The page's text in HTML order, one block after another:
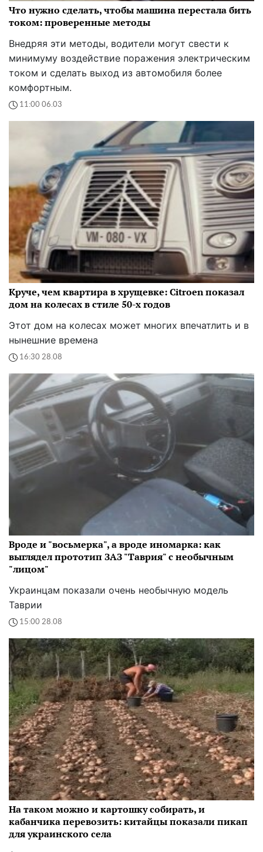
Что нужно сделать, чтобы машина перестала бить
током: проверенные методы
Внедряя эти методы, водители могут свести к
минимуму воздействие поражения электрическим
током и сделать выход из автомобиля более
комфортным.
11:00 06.03
Круче, чем квартира в хрущевке: Citroen показал
дом на колесах в стиле 50-х годов
Этот дом на колесах может многих впечатлить и в
нынешние времена
16:30 28.08
Вроде и "восьмерка", а вроде иномарка: как
выглядел прототип ЗАЗ "Таврия" с необычным
"лицом"
Украинцам показали очень необычную модель
Таврии
15:00 28.08
На таком можно и картошку собирать, и
кабанчика перевозить: китайцы показали пикап
для украинского села